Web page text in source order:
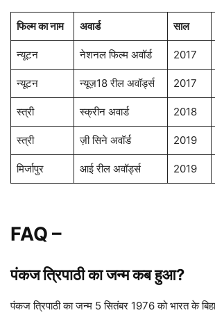
फिल्म का नाम अवार्ड साल
न्यूटन नेशनल फिल्म अवॉर्ड 2017
न्यूटन न्यूज़18 रील अवॉर्ड्स 2017
स्त्री स्क्रीन अवार्ड 2018
स्त्री ज़ी सिने अवॉर्ड 2019
मिर्जापुर आई रील अवॉर्ड्स 2019
FAQ –
पंकज त्रिपाठी का जन्म कब हुआ?
पंकज त्रिपाठी का जन्म 5 सितंबर 1976 को भारत के